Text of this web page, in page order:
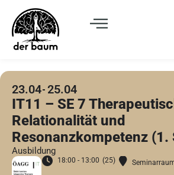
23.04 25.04
IT11 – SE 7
Relationalität und
Resonanzkompetenz (1.
Ausbildung
18:00 - 13:00 (25)